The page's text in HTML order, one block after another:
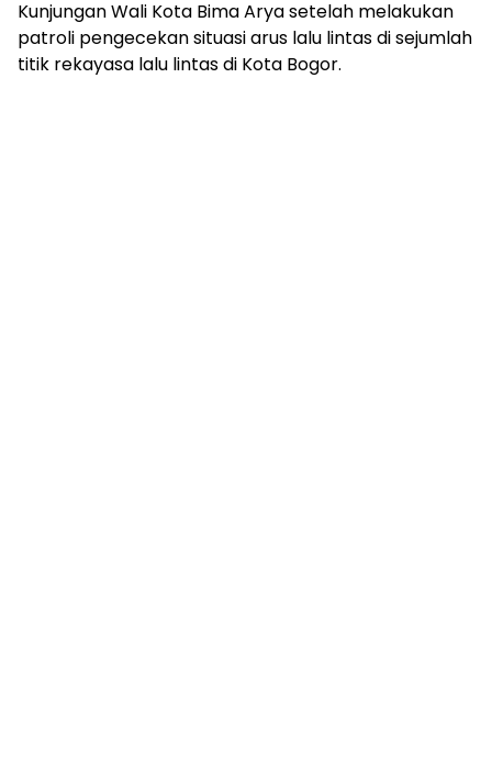
Kunjungan Wali Kota Bima Arya setelah melakukan
patroli pengecekan situasi arus lalu lintas di sejumlah
titik rekayasa lalu lintas di Kota Bogor.